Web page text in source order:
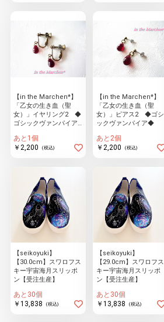
【in the Marchen*】
「乙女の生き血（聖
女）」イヤリング2 ◆
ゴシックヴァンパイア
あと1個
￥2,200
(税込)
【in the Marchen*】
「乙女の生き血（聖
女）」ピアス2 ◆ゴシ
ックヴァンパイア◆
あと2個
￥2,200
(税込)
【seikoyuki】
【30.0cm】スワロフス
キー宇宙海月スリッポ
ン【受注生産】
あと30個
￥13,838
(税込)
【seikoyuki】
【29.0cm】スワロフス
キー宇宙海月スリッポ
ン【受注生産】
あと30個
￥13,838
(税込)
イラストレ
アダルトグ
ッズ